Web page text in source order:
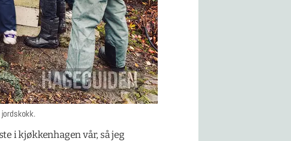
i kjøkkenhagen vår, så jeg